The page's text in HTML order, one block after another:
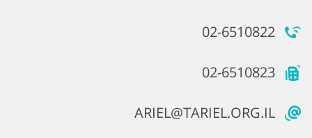
02-6510822
02-6510823
ARIEL@TARIEL.ORG.IL